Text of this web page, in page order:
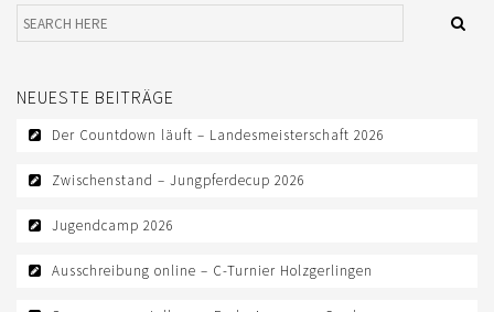
LOGIN
IMPRESSUM
NEUESTE BEITRÄGE
Der Countdown läuft – Landesmeisterschaft 2026
Zwischenstand – Jungpferdecup 2026
Jugendcamp 2026
Ausschreibung online – C-Turnier Holzgerlingen